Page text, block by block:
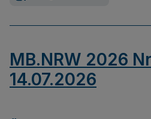
MB.NRW 2026
14.07.2026